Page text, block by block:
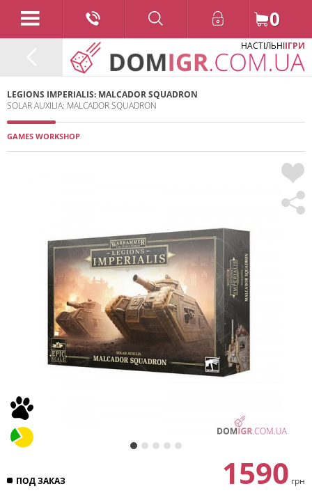
0
НАСТІЛЬНІІГРИ
LEGIONS IMPERIALIS: MALCADOR SQUADRON
SOLAR AUXILIA: MALCADOR SQUADRON
GAMES WORKSHOP
ПОД ЗАКАЗ 1590 грн